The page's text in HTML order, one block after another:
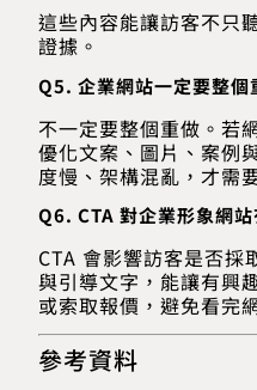
這些內容能讓訪客不只
證據。
Q5. 企業網站一定要整個
不一定要整個重做。若
優化文案、圖片、案例
度慢、架構混亂，才需
Q6. CTA 對企業形象網站
CTA 會影響訪客是否採
與引導文字，能讓有興
或索取報價，避免看完
參考資料